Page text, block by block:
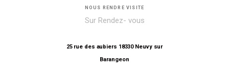
NOUS RENDRE VISITE
Sur Rendez- vous
25 rue des aubiers 18330 Neuvy sur
Barangeon